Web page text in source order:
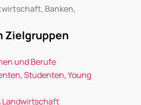
Banken,
Zielgruppen
und Berufe
Studenten, Young
Landwirtschaft